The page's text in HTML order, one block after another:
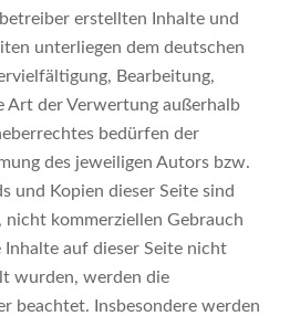
erstellten Inhalte und
unterliegen dem deutschen
Bearbeitung,
Art der Verwertung außerhalb
bedürfen der
des jeweiligen Autors bzw.
und Kopien dieser Seite sind
kommerziellen Gebrauch
auf dieser Seite nicht
wurden, werden die
beachtet. Insbesondere werden